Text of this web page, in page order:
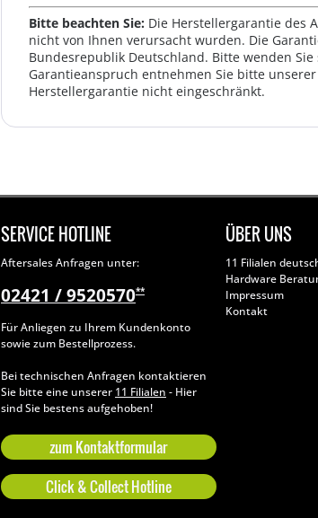
Bitte beachten Sie: Die Herstellergarantie des
nicht von Ihnen verursacht wurden. Die
Bundesrepublik Deutschland. Bitte wenden
Garantieanspruch entnehmen Sie bitte unserer
Herstellergarantie nicht eingeschränkt.
SERVICE HOTLINE
Aftersales Anfragen unter:
02421 / 9520570**
Für Anliegen zu Ihrem Kundenkonto
sowie zum Bestellprozess.
Bei technischen Anfragen kontaktieren
Sie bitte eine unserer 11 Filialen - Hier
sind Sie bestens aufgehoben!
zum Kontaktformular
Click & Collect Hotline
ÜBER UNS
11 Filialen
Hardware
Impressum
Kontakt